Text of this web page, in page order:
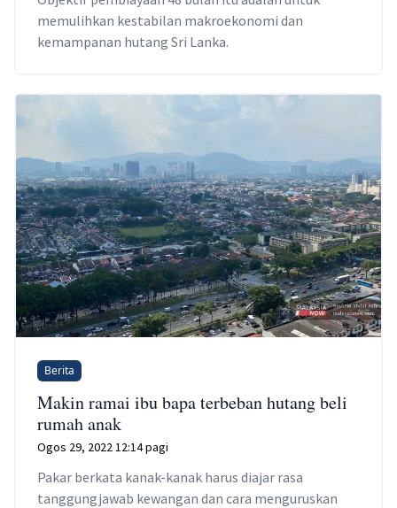
memulihkan kestabilan makroekonomi dan
kemampanan hutang Sri Lanka.
Berita
Makin ramai ibu bapa terbeban hutang beli
rumah anak
Ogos 29, 2022 12:14 pagi
Pakar berkata kanak-kanak harus diajar rasa
tanggungjawab kewangan dan cara menguruskan